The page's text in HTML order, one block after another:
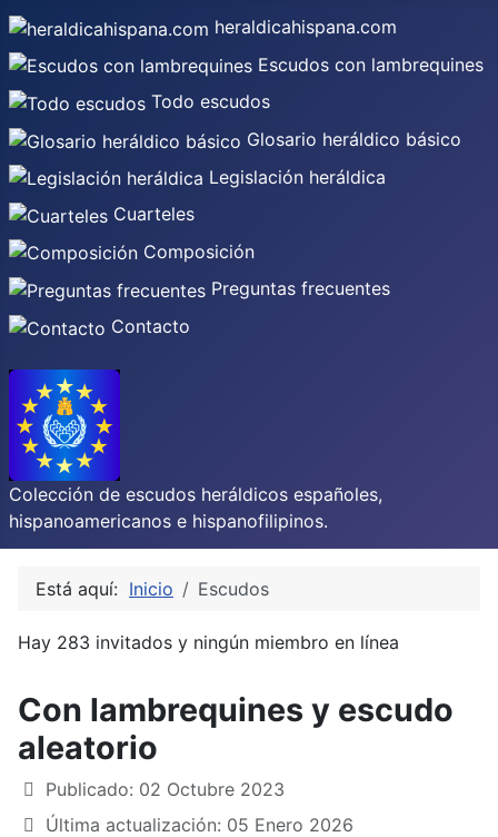
heraldicahispana.com
Escudos con lambrequines
Todo escudos
Glosario heráldico básico
Legislación heráldica
Cuarteles
Composición
Preguntas frecuentes
Contacto
Colección de escudos heráldicos españoles,
hispanoamericanos e hispanofilipinos.
Está aquí: Inicio Escudos
Hay 283 invitados y ningún miembro en línea
Con lambrequines y escudo
aleatorio
Publicado: 02 Octubre 2023
Última actualización: 05 Enero 2026